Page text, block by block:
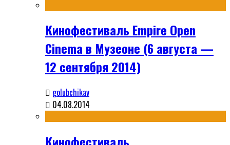
Кинофестиваль Empire Open
Cinema в Музеоне (6 августа —
12 сентября 2014)
golubchikav
04.08.2014